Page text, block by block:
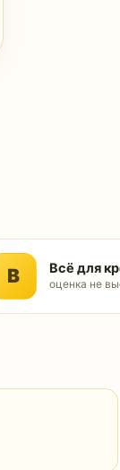
В Всё для
оценка не